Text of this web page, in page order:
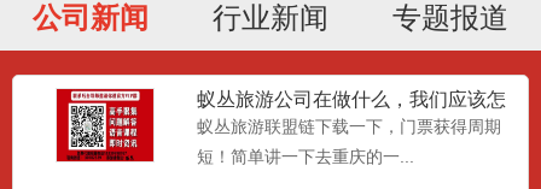
公司新闻 行业新闻 专题报道
蚁丛旅游公司在做什么，我们应该怎
么做
蚁丛旅游联盟链下载一下，门票获得周期
短！简单讲一下去重庆的一...